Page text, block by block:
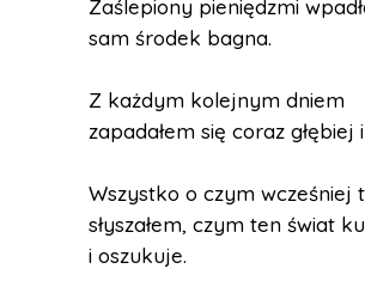
Zaślepiony pieniędzmi
sam środek bagna.
Z każdym kolejnym dniem
zapadałem się coraz głębiej
Wszystko o czym wcześniej
słyszałem, czym ten świat
i oszukuje.